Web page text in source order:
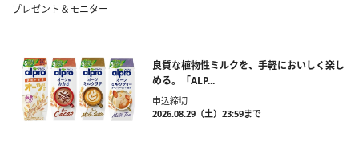
プレゼント＆モニター
良質な植物性ミルクを、手軽においしく楽し
める。「ALP...
申込締切
2026.08.29（土）23:59まで